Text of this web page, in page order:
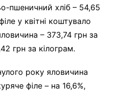
пшеничний хліб – 54,65
у квітні коштувало
– 373,74 грн за
грн за кілограм.
року яловичина
філе – на 16,6%,